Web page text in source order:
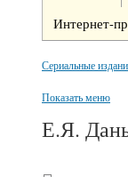
Интернет-
Сериальные
Показать меню
Е.Я.